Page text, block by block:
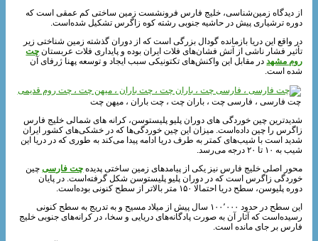
از دیدگاه زمین‌شناسی، خلیج فارس فرونشست زمین ساختی کم عمقی است که
دوره ترشیاری پیش در حاشیه جنوبی رشته کوه زاگرس تشکیل شده‌است.
در واقع این دریا بازمانده گودال بزرگی است که از دوران گذشته زمین شناختی زیر
تأثیر فشار ناشی از آتش فشان‌های فلات ایران بوده و پایداری فلات عربستانچت
روم مشهددر مقابل این واکنش‌های تکتونیکی سبب ایجاد و توسعه پهنا ژرفای آن
شده‌ است.
چت فارسی ، فارسی چت ، باران چت ، چت باران ، میهن چت
شدیدترین چین خوردگی‌ های دوران پلیو پلیستوسن، کرانه‌ های شمالی خلیج فارس
زاگرس را چین داده‌است. میزان این چین خوردگی‌ها که در خشکی‌های کشور ایران
شدید است با شیب‌های کمتر به طرف دریا ادامه پیدا می‌کند به‌ طوری‌ که در دریا این
شیب به ۱۰ تا ۲۰ درجه می‌رسد.
محور اصلی خلیج فارس نیز یکی از پیامدهای زمین ساختی پدیدهچت فارسی چین
خوردگی زاگرس است که در دوران پلیو پلیستوسن شکل گرفته‌است. در پایان
دوره پلیوسن، سطح دریا احتمالا ۱۵۰ متر بالاتر از سطح کنونی بوده‌است.
این سطح در حدود ۱۰۰٬۰۰۰ سال پیش از میلاد مسیح و به تدریج به سطح کنونی
رسیده‌است که آثار آن به صورت پادگانه‌های دریایی و سخا، در کرانه‌های جنوبی خلیج
فارس بر جای مانده‌ است.